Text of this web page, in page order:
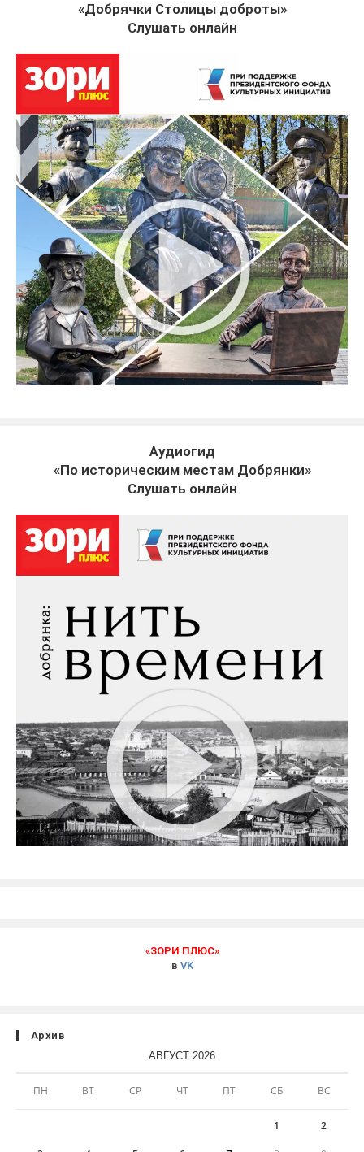
«Добрячки Столицы доброты»
Слушать онлайн
Аудиогид
«По историческим местам Добрянки»
Слушать онлайн
«ЗОРИ ПЛЮС»
в VK
Архив
АВГУСТ 2026
ПН ВТ СР ЧТ ПТ СБ ВС
1 2